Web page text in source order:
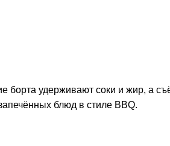
борта удерживают соки и жир, а
блюд в стиле BBQ.